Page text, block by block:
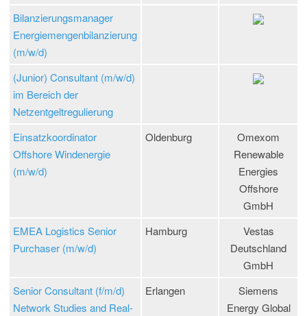
Bilanzierungsmanager
Energiemengenbilanzierung
(m/w/d)
(Junior) Consultant (m/w/d)
im Bereich der
Netzentgeltregulierung
Einsatzkoordinator
Offshore Windenergie
(m/w/d)
Oldenburg
Omexom
Renewable
Energies
Offshore
GmbH
EMEA Logistics Senior
Purchaser (m/w/d)
Hamburg
Vestas
Deutschland
GmbH
Senior Consultant (f/m/d)
Network Studies and Real-
Erlangen
Siemens
Energy Global